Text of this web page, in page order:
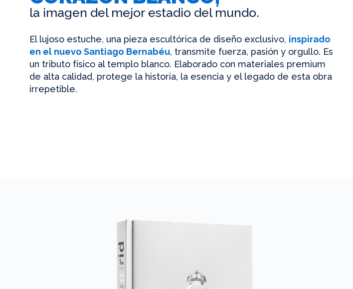
la imagen del mejor estadio del mundo.
El lujoso estuche, una pieza escultórica de diseño exclusivo, inspirado
en el nuevo Santiago Bernabéu, transmite fuerza, pasión y orgullo. Es
un tributo físico al templo blanco. Elaborado con materiales premium
de alta calidad, protege la historia, la esencia y el legado de esta obra
irrepetible.